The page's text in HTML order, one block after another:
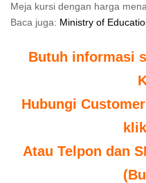
Meja kursi dengan harga
Baca juga: Ministry of
Butuh informasi
Hubungi
Atau Telpon dan